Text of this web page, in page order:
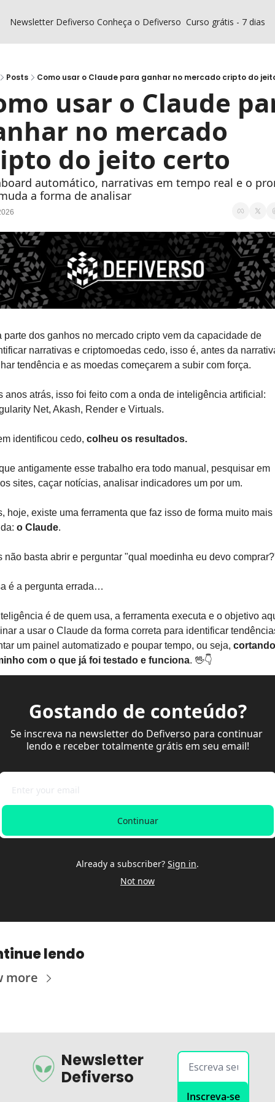
Newsletter Defiverso Conheça o Defiverso Curso grátis - 7 dias
Posts Como usar o Claude para ganhar no mercado cripto do
usar o Claude
no mercado
do jeito certo
automático, narrativas em tempo real e o
a forma de analisar
parte dos ganhos no mercado cripto vem da capacidade de
narrativas e criptomoedas cedo, isso é, antes da
tendência e as moedas começarem a subir com força.
anos atrás, isso foi feito com a onda de inteligência artificial:
Net, Akash, Render e Virtuals.
identificou cedo, colheu os resultados.
antigamente esse trabalho era todo manual, pesquisar em
sites, caçar notícias, analisar indicadores um por um.
hoje, existe uma ferramenta que faz isso de forma muito mais
o Claude.
não basta abrir e perguntar "qual moedinha eu devo
é a pergunta errada…
é de quem usa, a ferramenta executa e o objetivo
a usar o Claude da forma correta para identificar
um painel automatizado e poupar tempo, ou seja, cortando
com o que já foi testado e funciona. 🖖👇
Gostando de conteúdo?
Se inscreva na newsletter do Defiverso para continuar
lendo e receber totalmente grátis em seu email!
Continuar
Already a subscriber? Sign in.
Not now
lendo
more
Newsletter
Defiverso
Inscreva-se